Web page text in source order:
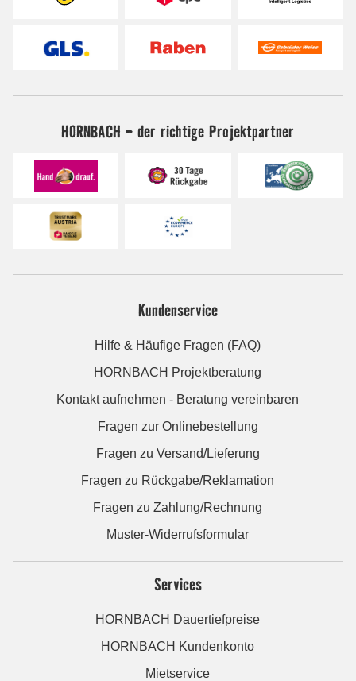
HORNBACH - der richtige Projektpartner
Kundenservice
Hilfe & Häufige Fragen (FAQ)
HORNBACH Projektberatung
Kontakt aufnehmen - Beratung vereinbaren
Fragen zur Onlinebestellung
Fragen zu Versand/Lieferung
Fragen zu Rückgabe/Reklamation
Fragen zu Zahlung/Rechnung
Muster-Widerrufsformular
Services
HORNBACH Dauertiefpreise
HORNBACH Kundenkonto
Mietservice